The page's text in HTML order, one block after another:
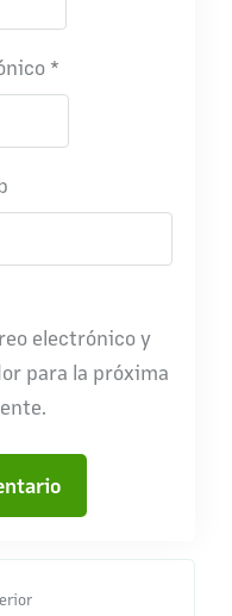
*
electrónico y
para la próxima